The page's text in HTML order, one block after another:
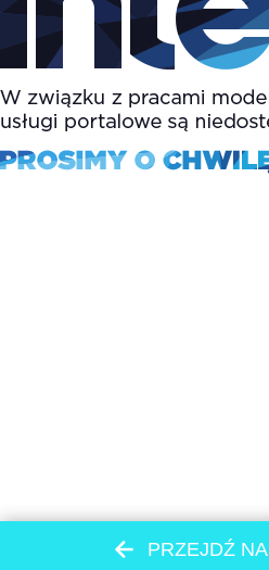
PRZEJDŹ NA